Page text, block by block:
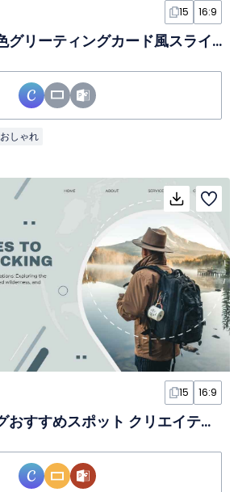
15 16:9
フローラルな秋色グリーティングカード風スライド
おしゃれ
15 16:9
バックパッキングおすすめスポット クリエイティブスライド